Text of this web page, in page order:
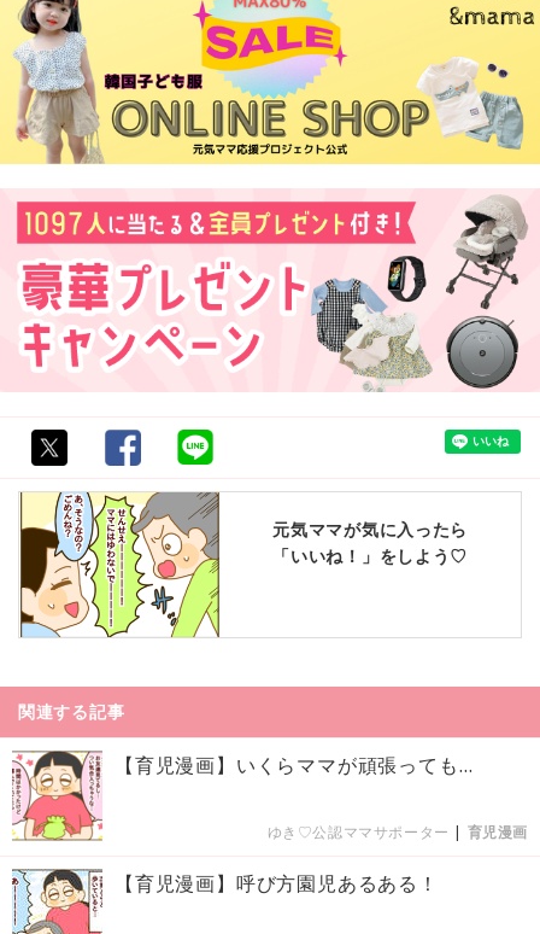
元気ママが気に入ったら
「いいね！」をしよう♡
関連する記事
【育児漫画】いくらママが頑張っても…
ゆき♡公認ママサポーター | 育児漫画
【育児漫画】呼び方園児あるある！